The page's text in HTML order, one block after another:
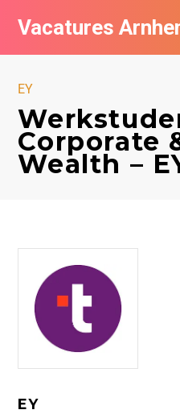
Vacatures
EY
Corporate
Wealth –
EY
Vacatures per bedrijf in